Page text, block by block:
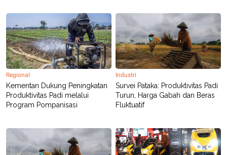
Y.
D
L
A
N
G
G
A
N
A
N
T
K
K
I
N
E
R
A
E
M
E
Regional
Kementan Dukung Peningkatan
Produktivitas Padi melalui
Program Pompanisasi
Industri
Survei Pataka: Produktivitas Padi
Turun, Harga Gabah dan Beras
Fluktuatif